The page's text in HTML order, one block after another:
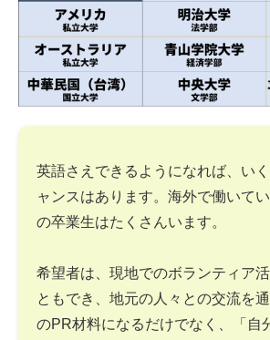
英語さえできるようになれば、い
ャンスはあります。海外で働いて
の卒業生はたくさんいます。
希望者は、現地でのボランティア
ともでき、地元の人々との交流を
のPR材料になるだけでなく、「自